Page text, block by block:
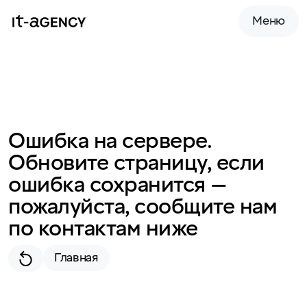
Меню
Ошибка на сервере.
Обновите страницу, если
ошибка сохранится —
пожалуйста, сообщите нам
по контактам ниже
Главная